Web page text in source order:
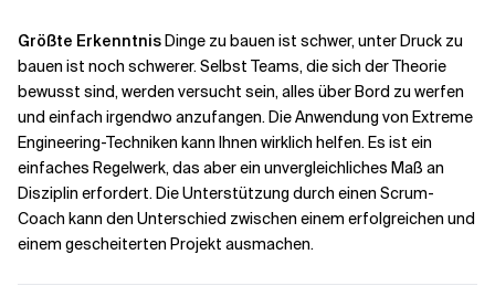
Größte ErkenntnisDinge zu bauen ist schwer, unter Druck zu
bauen ist noch schwerer. Selbst Teams, die sich der Theorie
bewusst sind, werden versucht sein, alles über Bord zu werfen
und einfach irgendwo anzufangen. Die Anwendung von Extreme
Engineering-Techniken kann Ihnen wirklich helfen. Es ist ein
einfaches Regelwerk, das aber ein unvergleichliches Maß an
Disziplin erfordert. Die Unterstützung durch einen Scrum-
Coach kann den Unterschied zwischen einem erfolgreichen und
einem gescheiterten Projekt ausmachen.